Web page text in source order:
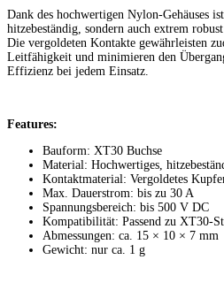
Dank des hochwertigen Nylon-Gehäuses
hitzebeständig, sondern auch extrem
Die vergoldeten Kontakte gewährleisten
Leitfähigkeit und minimieren den
Effizienz bei jedem Einsatz.
Features:
Bauform: XT30 Buchse
Material: Hochwertiges,
Kontaktmaterial: Vergoldetes
Max. Dauerstrom: bis zu 30 A
Spannungsbereich: bis 500 V DC
Kompatibilität: Passend zu XT30-
Abmessungen: ca. 15 × 10 × 7 mm
Gewicht: nur ca. 1 g